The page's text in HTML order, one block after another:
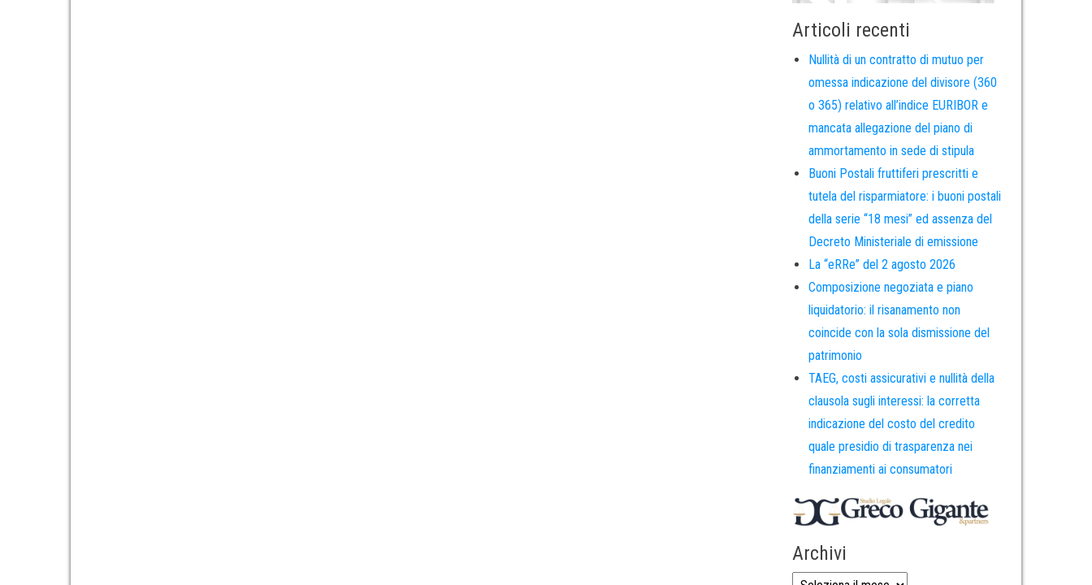
Articoli recenti
Nullità di un contratto di mutuo per
omessa indicazione del divisore (360
o 365) relativo all’indice EURIBOR e
mancata allegazione del piano di
ammortamento in sede di stipula
Buoni Postali fruttiferi prescritti e
tutela del risparmiatore: i buoni postali
della serie “18 mesi” ed assenza del
Decreto Ministeriale di emissione
La “eRRe” del 2 agosto 2026
Composizione negoziata e piano
liquidatorio: il risanamento non
coincide con la sola dismissione del
patrimonio
TAEG, costi assicurativi e nullità della
clausola sugli interessi: la corretta
indicazione del costo del credito
quale presidio di trasparenza nei
finanziamenti ai consumatori
Archivi